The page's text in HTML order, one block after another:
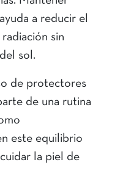
a reducir el
sin
sol.
de protectores
de una rutina
este equilibrio
la piel de